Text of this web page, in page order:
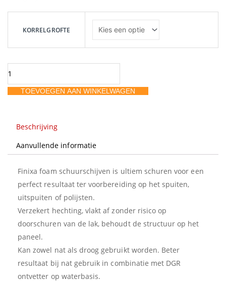
KORRELGROFTE
Foam
150mm
10st
aantal
TOEVOEGEN AAN WINKELWAGEN
Beschrijving
Aanvullende informatie
Finixa foam schuurschijven is ultiem schuren voor een
perfect resultaat ter voorbereiding op het spuiten,
uitspuiten of polijsten.
Verzekert hechting, vlakt af zonder risico op
doorschuren van de lak, behoudt de structuur op het
paneel.
Kan zowel nat als droog gebruikt worden. Beter
resultaat bij nat gebruik in combinatie met DGR
ontvetter op waterbasis.